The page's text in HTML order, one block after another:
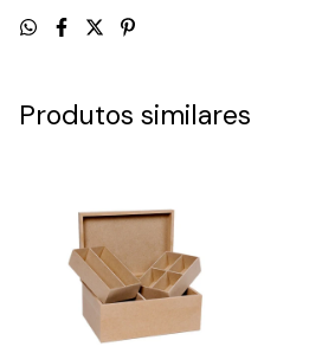
Produtos similares